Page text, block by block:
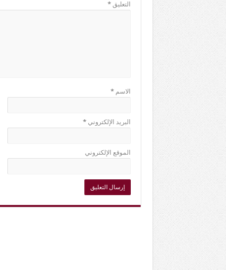
التعليق*
الاسم*
البريد الإلكتروني*
الموقع الإلكتروني